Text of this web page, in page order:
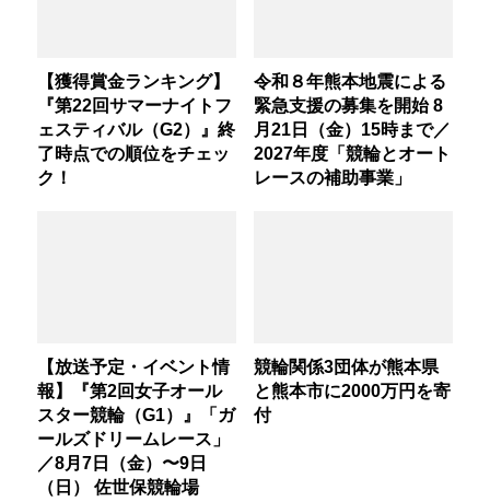
【獲得賞金ランキング】
『第22回サマーナイトフ
ェスティバル（G2）』終
了時点での順位をチェッ
ク！
令和８年熊本地震による
緊急支援の募集を開始 8
月21日（金）15時まで／
2027年度「競輪とオート
レースの補助事業」
【放送予定・イベント情
報】『第2回女子オール
スター競輪（G1）』「ガ
ールズドリームレース」
／8月7日（金）〜9日
（日） 佐世保競輪場
競輪関係3団体が熊本県
と熊本市に2000万円を寄
付